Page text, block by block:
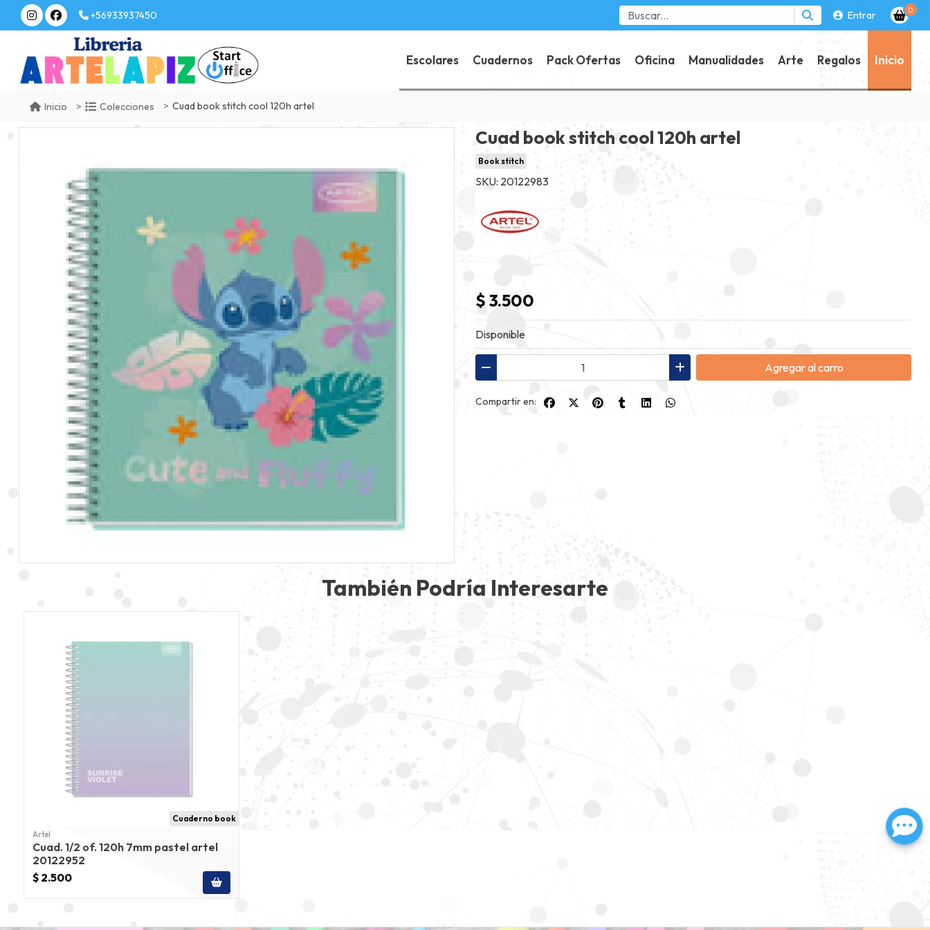
+56933937450 Entrar 0
Escolares Cuadernos Pack Ofertas Oficina Manualidades Arte Regalos Inicio
Inicio Colecciones Cuad book stitch cool 120h artel
Cuad book stitch cool 120h artel
Book stitch
SKU: 20122983
$ 3.500
Disponible
Agregaral carro
Compartir en:
También Podría Interesarte
Cuaderno book
Artel
Cuad. 1/2 of. 120h 7mm pastel artel
20122952
$ 2.500